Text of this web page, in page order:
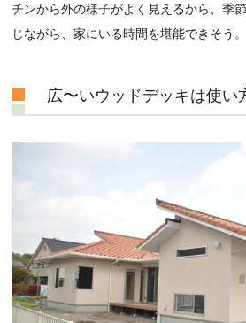
チンから外の様子がよく見えるから、季
じながら、家にいる時間を堪能できそう。
広〜いウッドデッキは使い